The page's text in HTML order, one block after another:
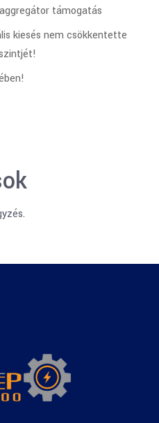
támogatás
kiesés nem csökkentette